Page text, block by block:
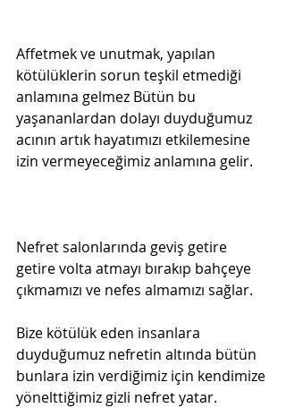
Affetmek ve unutmak, yapılan
kötülüklerin sorun teşkil etmediği
anlamına gelmez Bütün bu
yaşananlardan dolayı duyduğumuz
acının artık hayatımızı etkilemesine
izin vermeyeceğimiz anlamına gelir.
Nefret salonlarında geviş getire
getire volta atmayı bırakıp bahçeye
Bize kötülük eden insanlara
duyduğumuz nefretin altında bütün
bunlara izin verdiğimiz için kendimize
yönelttiğimiz gizli nefret yatar.